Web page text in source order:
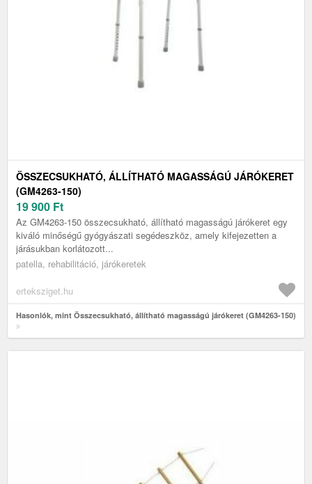
ÖSSZECSUKHATÓ, ÁLLÍTHATÓ MAGASSÁGÚ JÁRÓKERET
(GM4263-150)
19 900 Ft
Az GM4263-150 összecsukható, állítható magasságú járókeret egy
kiváló minőségű gyógyászati segédeszköz, amely kifejezetten a
járásukban korlátozott...
patella, rehabilitáció, járókeretek
erteksziget.hu
Hasonlók, mint Összecsukható, állítható magasságú járókeret (GM4263-150)